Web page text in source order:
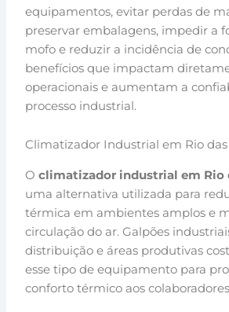
equipamentos, evitar perdas de
preservar embalagens, impedir a
mofo e reduzir a incidência de
benefícios que impactam
operacionais e aumentam a
processo industrial.
Climatizador Industrial em Rio das
Oclimatizador industrial em Rio
uma alternativa utilizada para
térmica em ambientes amplos e
circulação do ar. Galpões
distribuição e áreas produtivas
esse tipo de equipamento para
conforto térmico aos